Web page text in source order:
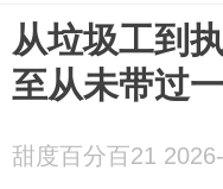
从垃圾工到
至从未带过
甜度百分百21